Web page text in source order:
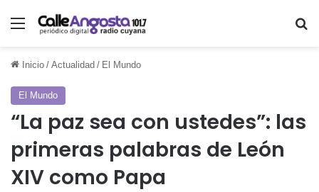
Menú
Inicio / Actualidad / El Mundo
El Mundo
“La paz sea con ustedes”: las
primeras palabras de León
XIV como Papa